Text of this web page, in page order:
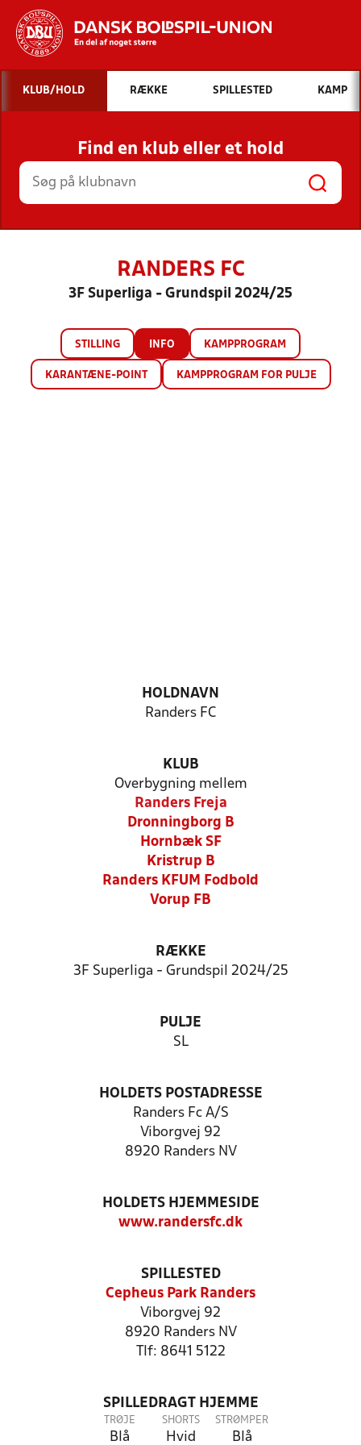
Hvad vil du søge efter?
INDHOLD OG NYHEDER
STILLINGER, RESULTATER, KLUBBER OG
HOLD
KLUB/HOLD RÆKKE SPILLESTED KAMP
Find en klub eller et hold
RANDERS FC
3F Superliga - Grundspil 2024/25
STILLING INFO KAMPPROGRAM
KARANTÆNE-POINT KAMPPROGRAM FOR PULJE
HOLDNAVN
Randers FC
KLUB
Overbygning mellem
Randers Freja
Dronningborg B
Hornbæk SF
Kristrup B
Randers KFUM Fodbold
Vorup FB
RÆKKE
3F Superliga - Grundspil 2024/25
PULJE
SL
HOLDETS POSTADRESSE
Randers Fc A/S
Viborgvej 92
8920 Randers NV
HOLDETS HJEMMESIDE
www.randersfc.dk
SPILLESTED
Cepheus Park Randers
Viborgvej 92
8920 Randers NV
Tlf: 8641 5122
SPILLEDRAGT HJEMME
TRØJE
Blå
SHORTS
Hvid
STRØMPER
Blå